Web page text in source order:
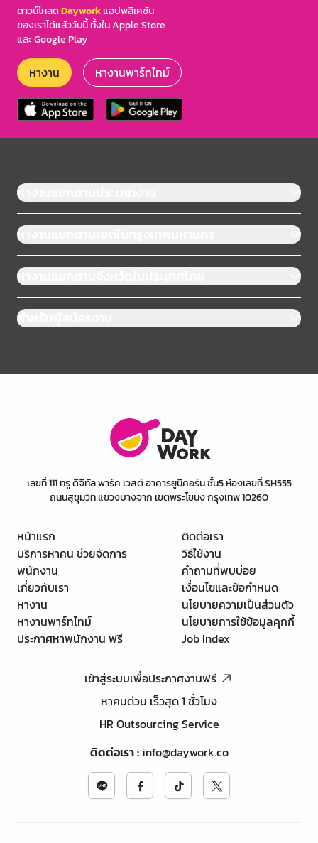
ดาวน์โหลดDayworkแอปพลิเคชัน
ของเราได้แล้ววันนี้ ทั้งใน Apple Store
และ Google Play
หางาน หางานพาร์ทไทม์
หางานแยกตามประเภทงาน
หางานแยกตามเขตในกรุงเทพมหานคร
หางานแยกตามจังหวัดในประเทศไทย
สำหรับผู้สมัครงาน
เลขที่ 111 ทรู ดิจิทัล พาร์ค เวสต์ อาคารยูนิคอร์น ชั้น5 ห้องเลขที่ SH555
ถนนสุขุมวิท แขวงบางจาก เขตพระโขนง กรุงเทพ 10260
หน้าแรก
บริการหาคน ช่วยจัดการ
พนักงาน
เกี่ยวกับเรา
หางาน
หางานพาร์ทไทม์
ประกาศหาพนักงาน ฟรี
ติดต่อเรา
วิธีใช้งาน
คำถามที่พบบ่อย
เงื่อนไขและข้อกำหนด
นโยบายความเป็นส่วนตัว
นโยบายการใช้ข้อมูลคุกกี้
Job Index
เข้าสู่ระบบเพื่อประกาศงานฟรี
หาคนด่วน เร็วสุด 1 ชั่วโมง
HR Outsourcing Service
ติดต่อเรา:info@daywork.co